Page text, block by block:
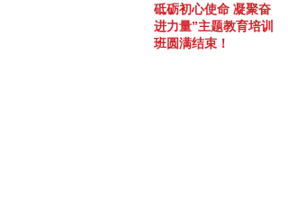
砥砺初心使命 凝聚奋
进力量”主题教育培训
班圆满结束！